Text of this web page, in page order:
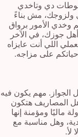
دي وتاخدي
ولزوجك، مش بناءً
وخدي الأمور برواق
جوزك، في الآخر
اللي أنت عايزاه
على مزاجه.
مهم يكون فيه
المصاريف هتكون
ماليًا ومؤمنة إنها
وهل مناسبة مع
لأ.